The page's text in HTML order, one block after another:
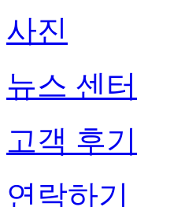
사진
뉴스 센터
고객 후기
연락하기